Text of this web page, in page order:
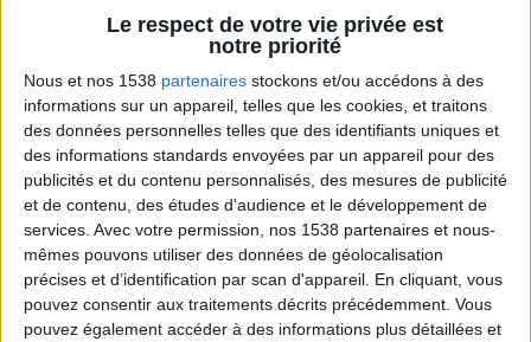
Le respect de votre vie privée est
notre priorité
Nous et nos 1538 partenaires stockons et/ou accédons à des
informations sur un appareil, telles que les cookies, et traitons
des données personnelles telles que des identifiants uniques et
des informations standards envoyées par un appareil pour des
publicités et du contenu personnalisés, des mesures de publicité
et de contenu, des études d'audience et le développement de
services. Avec votre permission, nos 1538 partenaires et nous-
mêmes pouvons utiliser des données de géolocalisation
précises et d’identification par scan d'appareil. En cliquant, vous
pouvez consentir aux traitements décrits précédemment. Vous
pouvez également accéder à des informations plus détaillées et
Ne manquez pas cette opportunité de faire le
point et de vous préparer pour la suite de votre
Combien de kilos souhaitez-vous perdre ?
Moins de
5 kilos
De 5 à 10
kilos
Plus de
10 kilos